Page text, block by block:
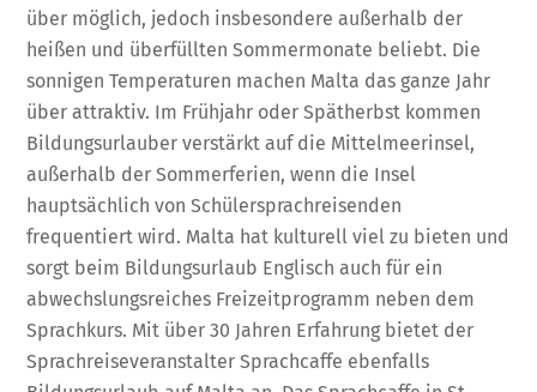
über möglich, jedoch insbesondere außerhalb der
heißen und überfüllten Sommermonate beliebt. Die
sonnigen Temperaturen machen Malta das ganze Jahr
über attraktiv. Im Frühjahr oder Spätherbst kommen
Bildungsurlauber verstärkt auf die Mittelmeerinsel,
außerhalb der Sommerferien, wenn die Insel
hauptsächlich von Schülersprachreisenden
frequentiert wird. Malta hat kulturell viel zu bieten und
sorgt beim Bildungsurlaub Englisch auch für ein
abwechslungsreiches Freizeitprogramm neben dem
Sprachkurs. Mit über 30 Jahren Erfahrung bietet der
Sprachreiseveranstalter Sprachcaffe ebenfalls